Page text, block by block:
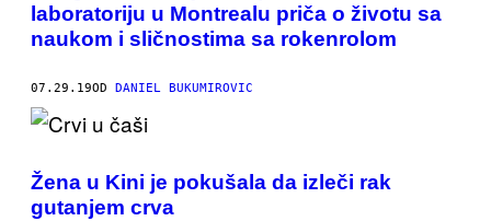
laboratoriju u Montrealu priča o životu sa
naukom i sličnostima sa rokenrolom
07.29.19OD DANIEL BUKUMIROVIC
Žena u Kini je pokušala da izleči rak
gutanjem crva